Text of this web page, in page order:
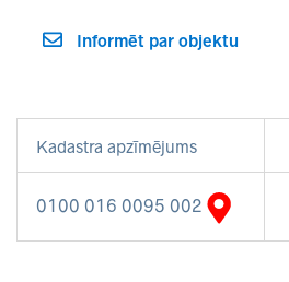
Informēt par objektu
Kadastra apzīmējums
0100 016 0095 002